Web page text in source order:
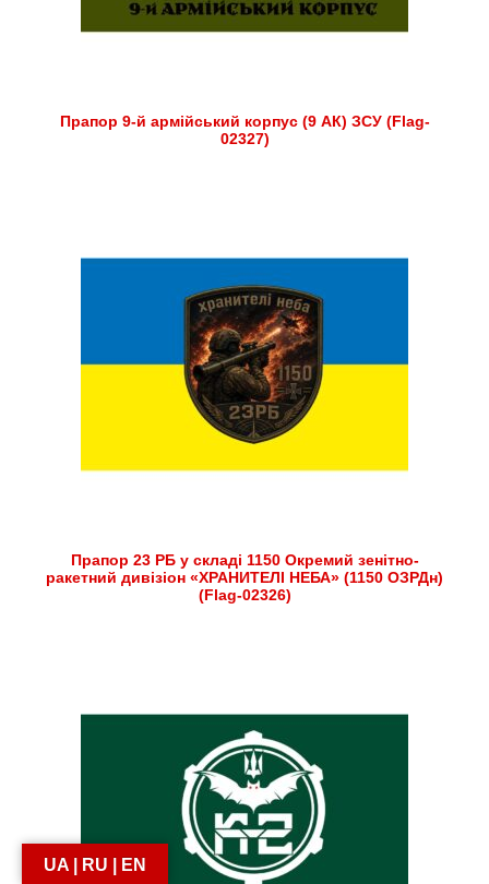
Прапор 9-й армійський корпус (9 АК) ЗСУ (Flag-
02327)
Прапор 23 РБ у складі 1150 Окремий зенітно-
ракетний дивізіон «ХРАНИТЕЛІ НЕБА» (1150 ОЗРДн)
(Flag-02326)
UA | RU | EN